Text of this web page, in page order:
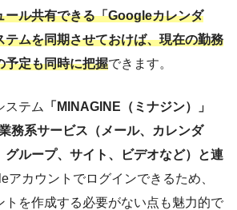
ール共有できる「Googleカレンダ
テムを同期させておけば、現在の勤務
予定も同時に把握できます。
ステム
「MINAGINE（ミナジン）」
務系サービス（メール、カレンダ
グループ、サイト、ビデオなど）と連
アカウントでログインできるため、
トを作成する必要がない点も魅力的で